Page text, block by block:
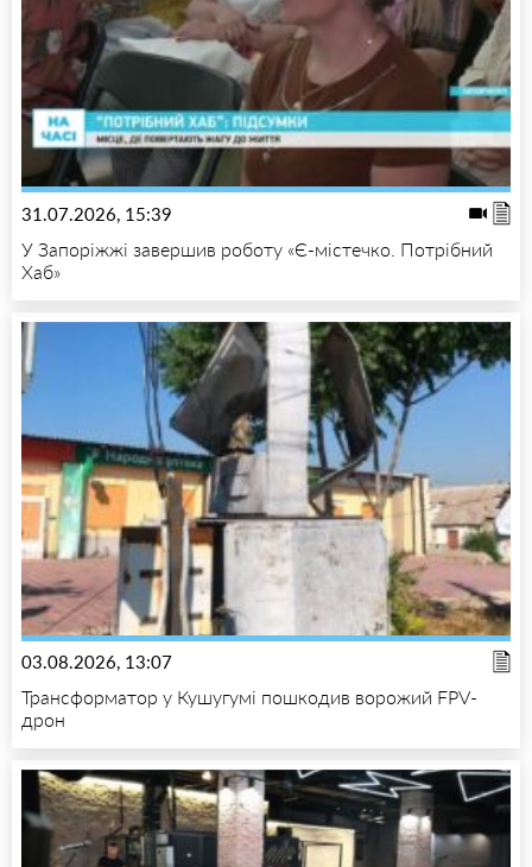
31.07.2026, 15:39
У Запоріжжі завершив роботу «Є-містечко. Потрібний
Хаб»
03.08.2026, 13:07
Трансформатор у Кушугумі пошкодив ворожий FPV-
дрон